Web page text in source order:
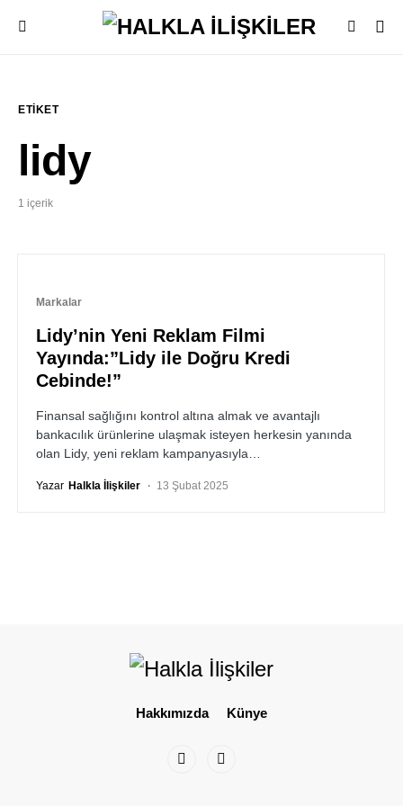
ETIKET
lidy
1 içerik
Markalar
Lidy’nin Yeni Reklam Filmi
Yayında:”Lidy ile Doğru Kredi
Cebinde!”
Finansal sağlığını kontrol altına almak ve avantajlı
bankacılık ürünlerine ulaşmak isteyen herkesin yanında
olan Lidy, yeni reklam kampanyasıyla…
Yazar Halkla İlişkiler 13 Şubat 2025
Hakkımızda Künye